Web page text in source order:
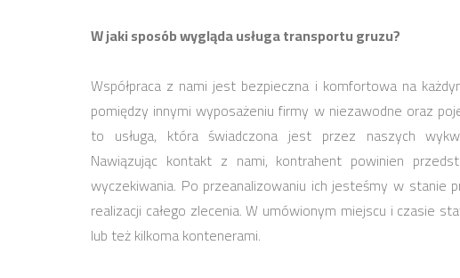
W jaki sposób wygląda usługa transportu gruzu?
Współpraca z nami jest bezpieczna i komfortowa na
pomiędzy innymi wyposażeniu firmy w niezawodne oraz
to usługa, która świadczona jest przez naszych
Nawiązując kontakt z nami, kontrahent powinien
wyczekiwania. Po przeanalizowaniu ich jesteśmy w
realizacji całego zlecenia. W umówionym miejscu i czasie
lub też kilkoma kontenerami.